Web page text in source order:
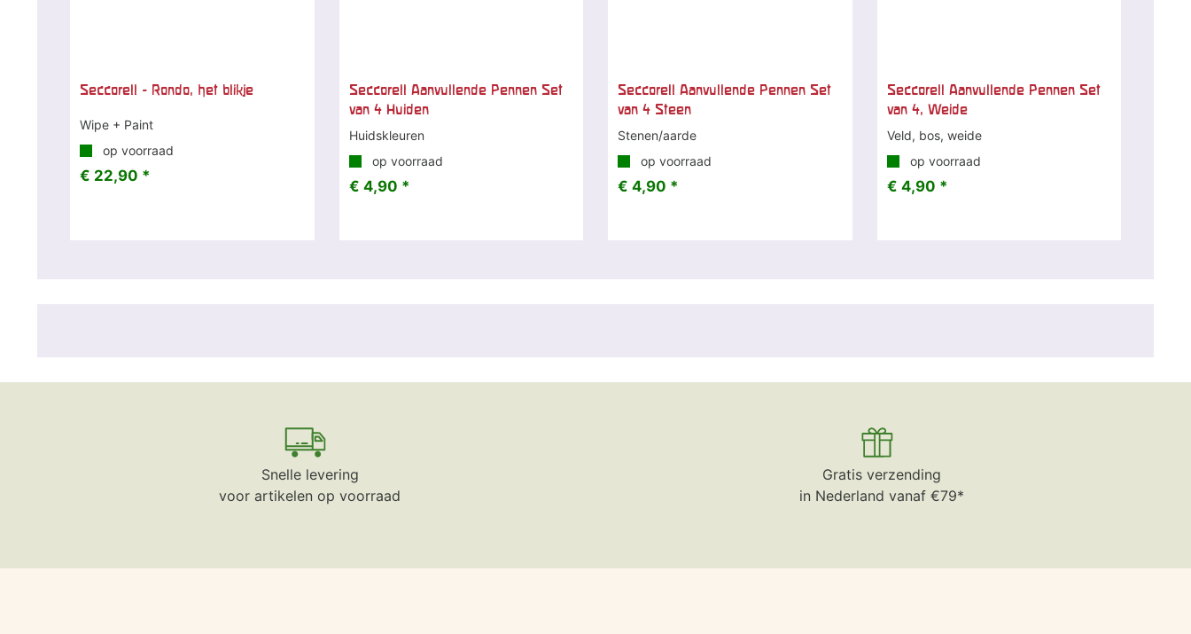
Seccorell - Rondo, het blikje
Wipe + Paint
op voorraad
€ 22,90 *
Seccorell Aanvullende Pennen Set
van 4 Huiden
Huidskleuren
op voorraad
€ 4,90 *
Seccorell Aanvullende Pennen Set
van 4 Steen
Stenen/aarde
op voorraad
€ 4,90 *
Seccorell Aanvullende Pennen Set
van 4, Weide
Veld, bos, weide
op voorraad
€ 4,90 *
Snelle levering
voor artikelen op voorraad
Gratis verzending
in Nederland vanaf €79*